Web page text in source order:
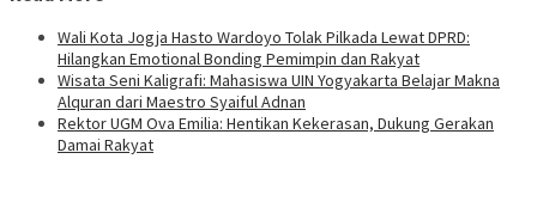
Wali Kota Jogja Hasto Wardoyo Tolak Pilkada Lewat DPRD:
Hilangkan Emotional Bonding Pemimpin dan Rakyat
Wisata Seni Kaligrafi: Mahasiswa UIN Yogyakarta Belajar Makna
Alquran dari Maestro Syaiful Adnan
Rektor UGM Ova Emilia: Hentikan Kekerasan, Dukung Gerakan
Damai Rakyat